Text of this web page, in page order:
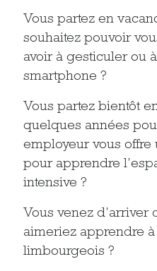
Vous partez en
souhaitez pouvoir
avoir à gesticuler ou
smartphone ?
Vous partez bientôt
quelques années
employeur vous
pour apprendre
intensive ?
Vous venez d’arriver
aimeriez apprendre
limbourgeois ?